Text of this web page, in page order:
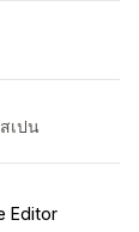
เปน
Editor